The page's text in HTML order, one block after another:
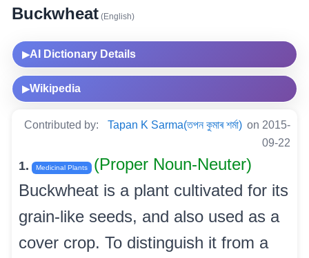
Buckwheat (English)
▶AI Dictionary Details
▶Wikipedia
Contributed by: Tapan K Sarma(তপন কুমাৰ শৰ্মা) on 2015-
09-22
1. Medicinal Plants
(Proper Noun-Neuter)
Buckwheat is a plant cultivated for its
grain-like seeds, and also used as a
cover crop. To distinguish it from a